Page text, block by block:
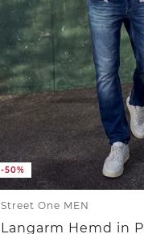
-50%
Street One MEN
Langarm Hemd in